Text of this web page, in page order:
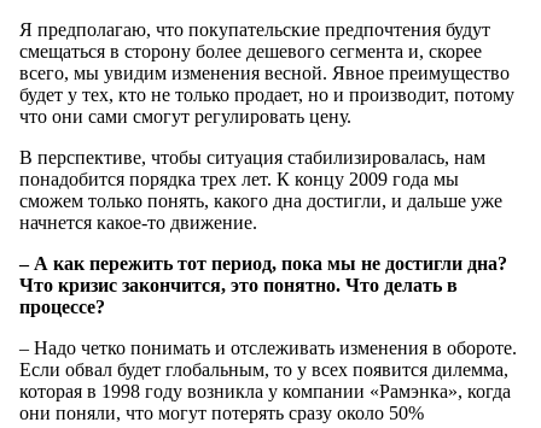
Я предполагаю, что покупательские предпочтения будут
смещаться в сторону более дешевого сегмента и, скорее
всего, мы увидим изменения весной. Явное преимущество
будет у тех, кто не только продает, но и производит, потому
что они сами смогут регулировать цену.
В перспективе, чтобы ситуация стабилизировалась, нам
понадобится порядка трех лет. К концу 2009 года мы
сможем только понять, какого дна достигли, и дальше уже
начнется какое-то движение.
– А как пережить тот период, пока мы не достигли дна?
Что кризис закончится, это понятно. Что делать в
процессе?
– Надо четко понимать и отслеживать изменения в обороте.
Если обвал будет глобальным, то у всех появится дилемма,
которая в 1998 году возникла у компании «Рамэнка», когда
они поняли, что могут потерять сразу около 50%